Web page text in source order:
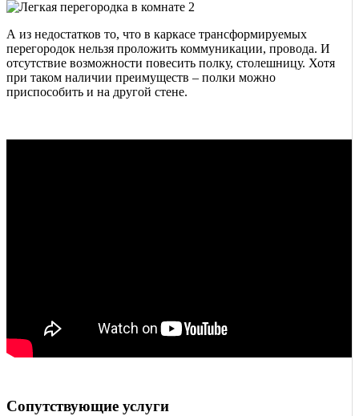
А из недостатков то, что в каркасе трансформируемых
перегородок нельзя проложить коммуникации, провода. И
отсутствие возможности повесить полку, столешницу. Хотя
при таком наличии преимуществ – полки можно
приспособить и на другой стене.
Сопутствующие услуги